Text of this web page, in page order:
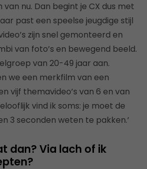
van nu. Dan begint je CX dus met
past een speelse jeugdige stijl
video’s zijn snel gemonteerd en
van foto’s en bewegend beeld.
van 20-49 jaar aan.
we een merkfilm van een
vijf themavideo’s van 6 en van
vind ik soms: je moet de
3 seconden weten te pakken.’
dan? Via lach of ik